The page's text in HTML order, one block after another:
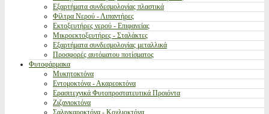
Εξαρτήματα συνδεσμολογίας πλαστικά
Φίλτρα Νερού - Λιπαντήρες
Εκτοξευτήρες νερού - Επιφανείας
Μικροεκτοξευτήρες - Σταλάκτες
Εξαρτήματα συνδεσμολογίας μεταλλικά
Προσφορές αυτόματου ποτίσματος
Φυτοφάρμακα
Μυκητοκτόνα
Εντομοκτόνα - Ακαρεοκτόνα
Ερασιτεχνικά Φυτοπροστατευτικά Προιόντα
Ζιζανιοκτόνα
Σαλιγκαροκτόνα - Κοχλιοκτόνα